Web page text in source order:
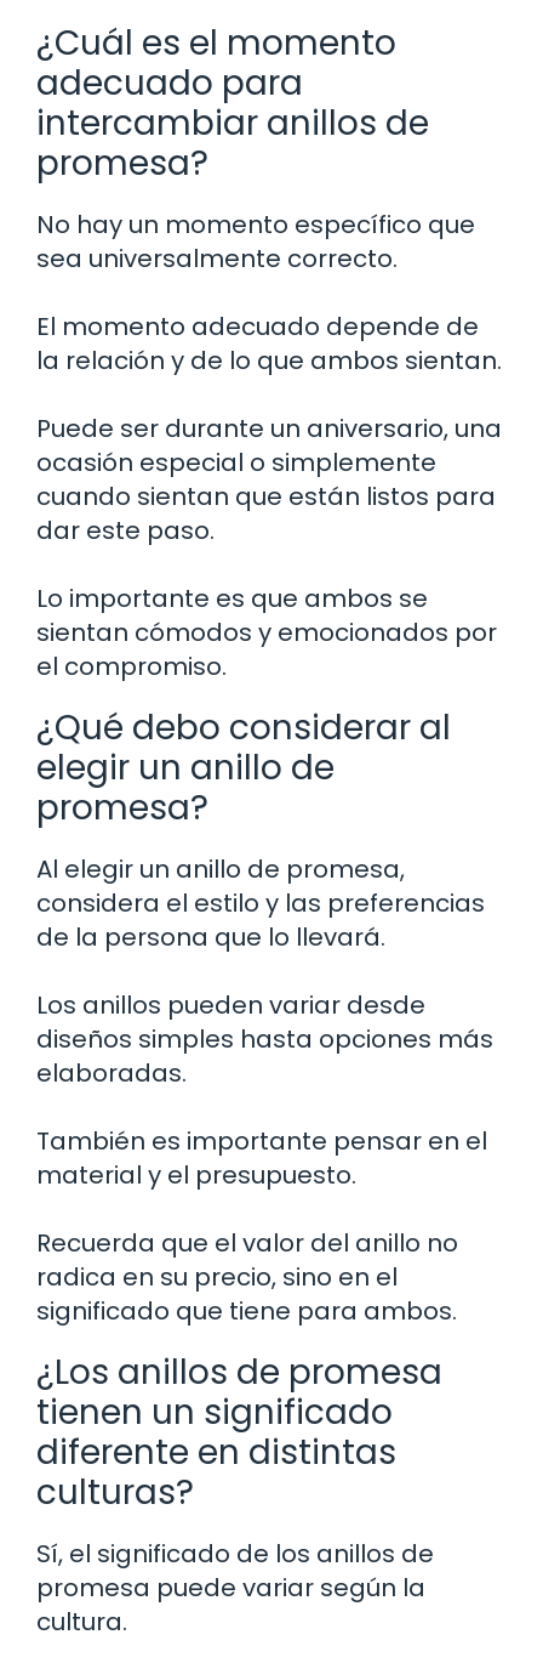
¿Cuál es el momento
adecuado para
intercambiar anillos de
promesa?
No hay un momento específico que
sea universalmente correcto.
El momento adecuado depende de
la relación y de lo que ambos sientan.
Puede ser durante un aniversario, una
ocasión especial o simplemente
cuando sientan que están listos para
dar este paso.
Lo importante es que ambos se
sientan cómodos y emocionados por
el compromiso.
¿Qué debo considerar al
elegir un anillo de
promesa?
Al elegir un anillo de promesa,
considera el estilo y las preferencias
de la persona que lo llevará.
Los anillos pueden variar desde
diseños simples hasta opciones más
elaboradas.
También es importante pensar en el
material y el presupuesto.
Recuerda que el valor del anillo no
radica en su precio, sino en el
significado que tiene para ambos.
¿Los anillos de promesa
tienen un significado
diferente en distintas
culturas?
Sí, el significado de los anillos de
promesa puede variar según la
cultura.